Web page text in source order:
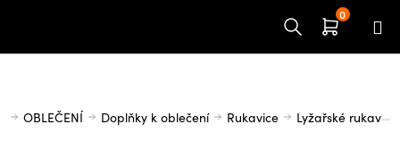
Domů
OBLEČENÍ Doplňky k oblečení Rukavice Lyžařské rukavice